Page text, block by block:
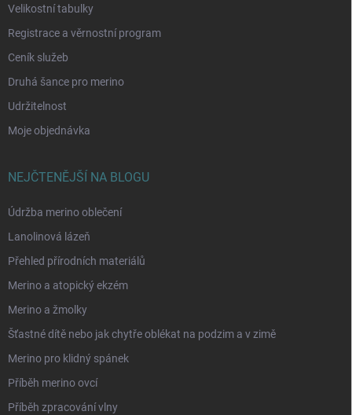
Velikostní tabulky
Registrace a věrnostní program
Ceník služeb
Druhá šance pro merino
Udržitelnost
Moje objednávka
NEJČTENĚJŠÍ NA BLOGU
Údržba merino oblečení
Lanolinová lázeň
Přehled přírodních materiálů
Merino a atopický ekzém
Merino a žmolky
Šťastné dítě nebo jak chytře oblékat na podzim a v zimě
Merino pro klidný spánek
Příběh merino ovcí
Příběh zpracování vlny